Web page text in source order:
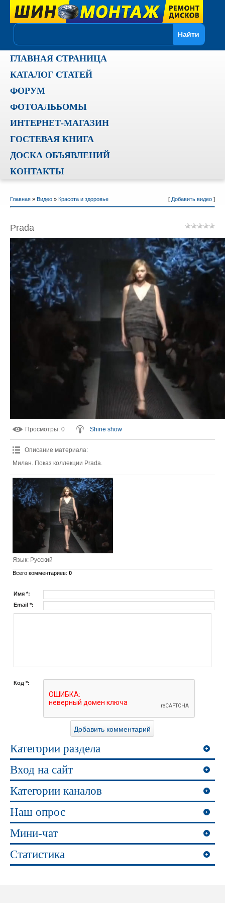
ГЛАВНАЯ СТРАНИЦА
КАТАЛОГ СТАТЕЙ
ФОРУМ
ФОТОАЛЬБОМЫ
ИНТЕРНЕТ-МАГАЗИН
ГОСТЕВАЯ КНИГА
ДОСКА ОБЪЯВЛЕНИЙ
КОНТАКТЫ
Главная» Видео» Красота и здоровье [ Добавить видео]
Prada
Просмотры: 0 Shine show
Описание материала:
Милан. Показ коллекции Prada.
Язык: Русский
Всего комментариев: 0
Имя *:
Email *:
Код *:
Категории раздела
Вход на сайт
Категории каналов
Наш опрос
Мини-чат
Статистика